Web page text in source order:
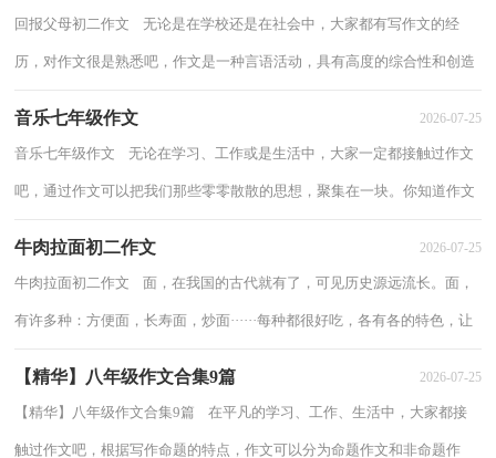
回报父母初二作文 无论是在学校还是在社会中，大家都有写作文的经
历，对作文很是熟悉吧，作文是一种言语活动，具有高度的综合性和创造
音乐七年级作文 2026-07-25
音乐七年级作文 无论在学习、工作或是生活中，大家一定都接触过作文
吧，通过作文可以把我们那些零零散散的思想，聚集在一块。你知道作文
牛肉拉面初二作文 2026-07-25
牛肉拉面初二作文 面，在我国的古代就有了，可见历史源远流长。面，
有许多种：方便面，长寿面，炒面······每种都很好吃，各有各的特色，让
【精华】八年级作文合集9篇 2026-07-25
【精华】八年级作文合集9篇 在平凡的学习、工作、生活中，大家都接
触过作文吧，根据写作命题的特点，作文可以分为命题作文和非命题作